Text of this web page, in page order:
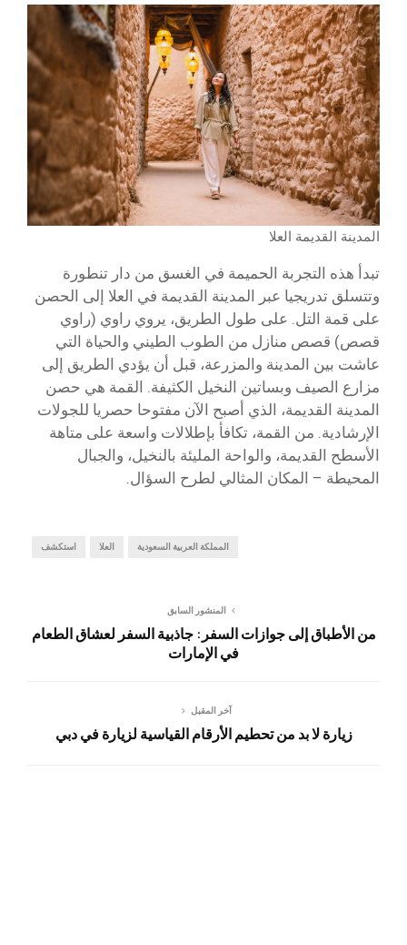
المدينة القديمة العلا
تبدأ هذه التجربة الحميمة في الغسق من دار تنطورة
وتتسلق تدريجيا عبر المدينة القديمة في العلا إلى الحصن
على قمة التل. على طول الطريق، يروي راوي (راوي
قصص) قصص منازل من الطوب الطيني والحياة التي
عاشت بين المدينة والمزرعة، قبل أن يؤدي الطريق إلى
مزارع الصيف وبساتين النخيل الكثيفة. القمة هي حصن
المدينة القديمة، الذي أصبح الآن مفتوحا حصريا للجولات
الإرشادية. من القمة، تكافأ بإطلالات واسعة على متاهة
الأسطح القديمة، والواحة المليئة بالنخيل، والجبال
المحيطة – المكان المثالي لطرح السؤال.
استكشف العلا المملكة العربية السعودية
المنشور السابق
من الأطباق إلى جوازات السفر: جاذبية السفر لعشاق الطعام
في الإمارات
آخر المقبل
زيارة لا بد من تحطيم الأرقام القياسية لزيارة في دبي